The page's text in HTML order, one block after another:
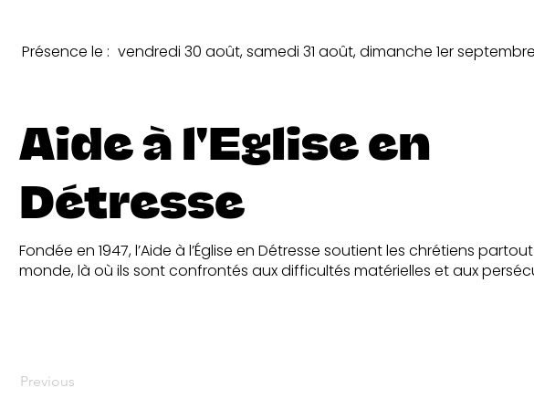
Présence le : vendredi 30 août, samedi 31 août, dimanche 1er
Aide à l'Eglise en
Détresse
Fondée en 1947, l’Aide à l’Église en Détresse soutient les chrétiens
monde, là où ils sont confrontés aux difficultés matérielles et aux
Previous